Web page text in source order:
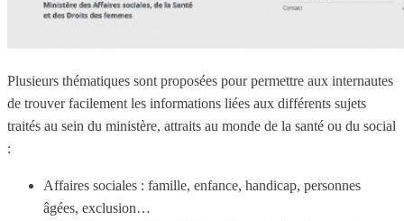
Plusieurs thématiques sont proposées pour permettre aux internautes
de trouver facilement les informations liées aux différents sujets
traités au sein du ministère, attraits au monde de la santé ou du social
:
Affaires sociales : famille, enfance, handicap, personnes
âgées, exclusion…